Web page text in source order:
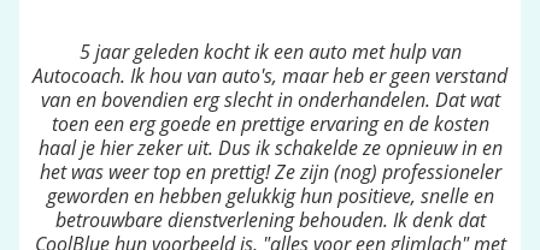
5 jaar geleden kocht ik een auto met hulp van
Autocoach. Ik hou van auto's, maar heb er geen verstand
van en bovendien erg slecht in onderhandelen. Dat wat
toen een erg goede en prettige ervaring en de kosten
haal je hier zeker uit. Dus ik schakelde ze opnieuw in en
het was weer top en prettig! Ze zijn (nog) professioneler
geworden en hebben gelukkig hun positieve, snelle en
betrouwbare dienstverlening behouden. Ik denk dat
CoolBlue hun voorbeeld is, "alles voor een glimlach" met